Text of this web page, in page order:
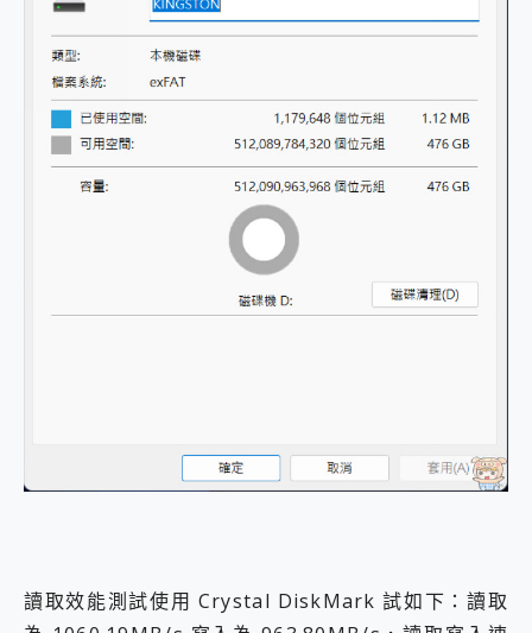
讀取效能測試使用 Crystal DiskMark 試如下：讀取